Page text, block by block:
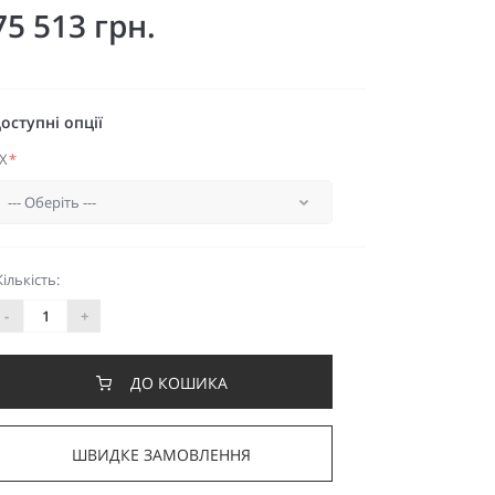
513 грн.
опції
*
-
+
ДО КОШИКА
ШВИДКЕ ЗАМОВЛЕННЯ